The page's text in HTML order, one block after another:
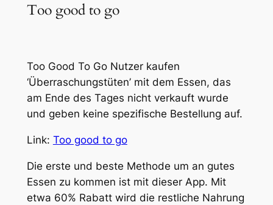
Too good to go
Too Good To Go Nutzer kaufen
‘Überraschungstüten’ mit dem Essen, das
am Ende des Tages nicht verkauft wurde
und geben keine spezifische Bestellung auf.
Link: Too good to go
Die erste und beste Methode um an gutes
Essen zu kommen ist mit dieser App. Mit
etwa 60% Rabatt wird die restliche Nahrung